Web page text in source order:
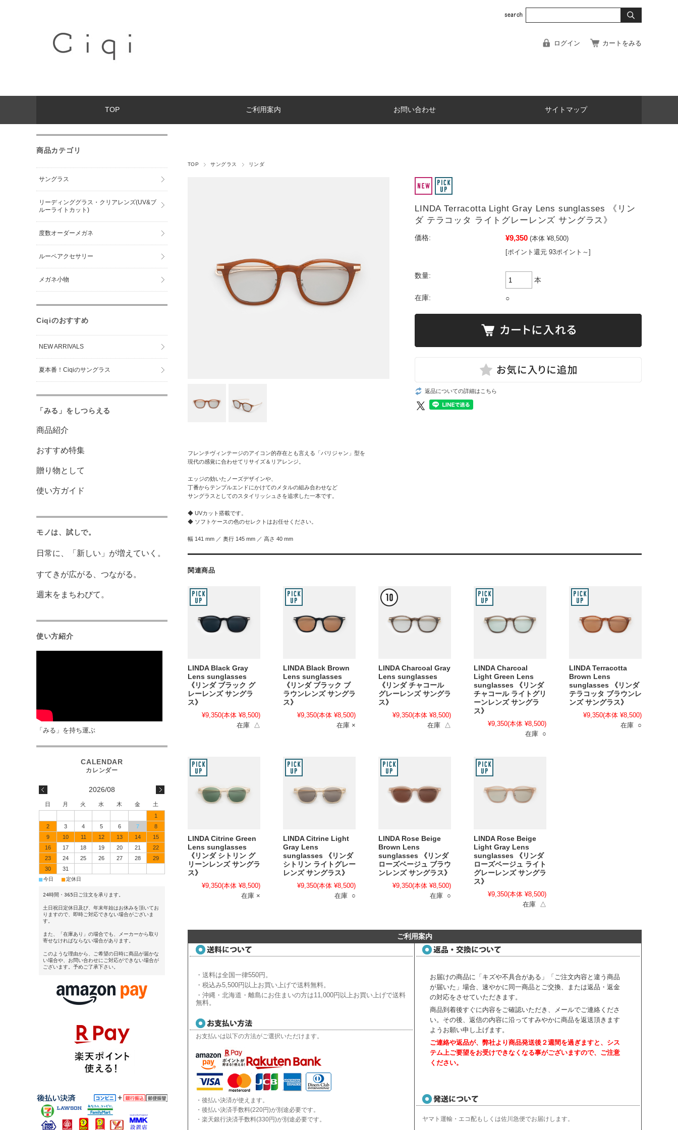
ログイン カートをみる
TOP ご利用案内 お問い合わせ サイトマップ
TOP サングラス リンダ
LINDA Terracotta Light Gray Lens sunglasses 《リン
ダ テラコッタ ライトグレーレンズ サングラス》
価格: ¥9,350 (本体 ¥8,500)
[ポイント還元 93ポイント～]
数量:
本
在庫: ○
返品についての詳細はこちら
フレンチヴィンテージのアイコン的存在とも言える「パリジャン」型を
現代の感覚に合わせてリサイズ＆リアレンジ。
エッジの効いたノーズデザインや、
丁番からテンプルエンドにかけてのメタルの組み合わせなど
サングラスとしてのスタイリッシュさを追求した一本です。
◆ UVカット搭載です。
◆ ソフトケースの色のセレクトはお任せください。
幅 141 mm ／ 奥行 145 mm ／ 高さ 40 mm
関連商品
LINDA Black Gray
Lens sunglasses
《リンダ ブラック グ
レーレンズ サングラ
ス》
¥9,350(本体 ¥8,500)
在庫 △
LINDA Black Brown
Lens sunglasses
《リンダ ブラック ブ
ラウンレンズ サングラ
ス》
¥9,350(本体 ¥8,500)
在庫 ×
LINDA Charcoal Gray
Lens sunglasses
《リンダ チャコール
グレーレンズ サングラ
ス》
¥9,350(本体 ¥8,500)
在庫 △
LINDA Charcoal
Light Green Lens
sunglasses 《リンダ
チャコール ライトグリ
ーンレンズ サングラ
ス》
¥9,350(本体 ¥8,500)
在庫 ○
LINDA Terracotta
Brown Lens
sunglasses 《リンダ
テラコッタ ブラウンレ
ンズ サングラス》
¥9,350(本体 ¥8,500)
在庫 ○
LINDA Citrine Green
Lens sunglasses
《リンダ シトリン グ
リーンレンズ サングラ
ス》
¥9,350(本体 ¥8,500)
在庫 ×
LINDA Citrine Light
Gray Lens
sunglasses 《リンダ
シトリン ライトグレー
レンズ サングラス》
¥9,350(本体 ¥8,500)
在庫 ○
LINDA Rose Beige
Brown Lens
sunglasses 《リンダ
ローズベージュ ブラウ
ンレンズ サングラス》
¥9,350(本体 ¥8,500)
在庫 ○
LINDA Rose Beige
Light Gray Lens
sunglasses 《リンダ
ローズベージュ ライト
グレーレンズ サングラ
ス》
¥9,350(本体 ¥8,500)
在庫 △
ご利用案内
・送料は全国一律550円。
・税込み5,500円以上お買い上げで送料無料。
・沖縄・北海道・離島にお住まいの方は11,000円以上お買い上げで送料
無料。
お支払いは以下の方法がご選択いただけます。
・後払い決済が使えます。
・後払い決済手数料(220円)が別途必要です。
・楽天銀行決済手数料(330円)が別途必要です。
お届けの商品に「キズや不具合がある」「ご注文内容と違う商品
が届いた」場合、速やかに同一商品とご交換、または返品・返金
の対応をさせていただきます。
商品到着後すぐに内容をご確認いただき、
メールでご連絡くださ
い。 その後、返信の内容に沿ってすみやかに商品を返送頂きます
ようお願い申し上げます。
ご連絡や返品が、弊社より商品発送後２週間を過ぎますと、 シス
テム上ご要望をお受けできなくなる事がございますので、ご注意
ください。
ヤマト運輸・エコ配もしくは佐川急便でお届けします。
商品カテゴリ
サングラス
リーディンググラス・クリアレンズ(UV&ブ
ルーライトカット)
度数オーダーメガネ
ルーペアクセサリー
メガネ小物
Ciqiのおすすめ
NEW ARRIVALS
夏本番！Ciqiのサングラス
「みる」をしつらえる
商品紹介
おすすめ特集
贈り物として
使い方ガイド
モノは、試しで。
日常に、「新しい」が増えていく。
すてきが広がる、つながる。
週末をまちわびて。
使い方紹介
「みる」を持ち運ぶ
2026/08
日 月 火 水 木 金
土
1
2
3 4 5 6 7
8
9
10 11 12 13 14
15
16
17 18 19 20 21
22
23
24 25 26 27 28
29
30
31
■今日 ■定休日
24時間・365日ご注文を承ります。
土日祝日定休日及び、年末年始はお休みを頂いてお
りますので、即時ご対応できない場合がございま
す。
また、「在庫あり」の場合でも、メーカーから取り
寄せなければならない場合があります。
このような理由から、ご希望の日時に商品が届かな
い場合や、お問い合わせにご対応ができない場合が
ございます。予めご了承下さい。